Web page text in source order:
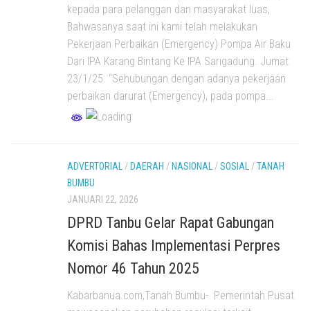
kepada para pelanggan dan masyarakat luas,
Bahwasanya saat ini kami telah melakukan
Pekerjaan Perbaikan (Emergency) Pompa Air Baku
Dari IPA Karang Bintang Ke IPA Sarigadung. Jumat
23/1/25. “Sehubungan dengan adanya pekerjaan
perbaikan darurat (Emergency), pada pompa...
ADVERTORIAL/ DAERAH / NASIONAL/SOSIAL/TANAH
BUMBU
JANUARI 22, 2026
DPRD Tanbu Gelar Rapat Gabungan
Komisi Bahas Implementasi Perpres
Nomor 46 Tahun 2025
Kabarbanua.com,Tanah Bumbu- Pemerintah Pusat